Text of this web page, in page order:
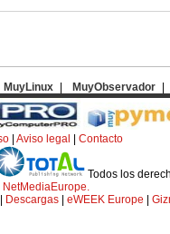
MuyLinux MuyObservador
Aviso legal Contacto
Todos los
NetMediaEurope.
Descargas eWEEK Europe